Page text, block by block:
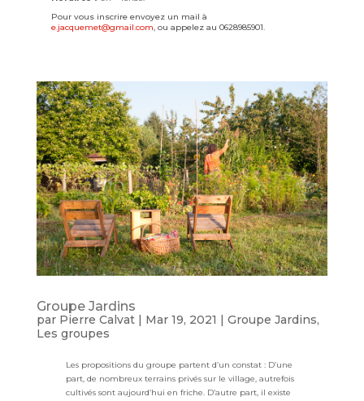
Pour vous inscrire envoyez un mail à
e.jacquemet@gmail.com, ou appelez au 0628985901.
Groupe Jardins
par Pierre Calvat| Mar 19, 2021 | Groupe Jardins,
Les groupes
Les propositions du groupe partent d’un constat : D’une
part, de nombreux terrains privés sur le village, autrefois
cultivés sont aujourd’hui en friche. D’autre part, il existe